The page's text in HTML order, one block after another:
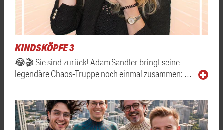
KINDSKÖPFE 3
😂🎬 Sie sind zurück! Adam Sandler bringt seine
legendäre Chaos-Truppe noch einmal zusammen: …